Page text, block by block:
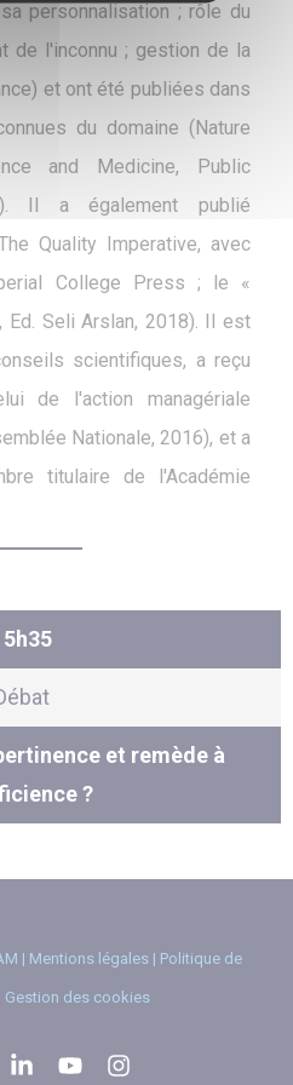
personnalisation ; rôle du
de l'inconnu ; gestion de la
et ont été publiées dans
du domaine (Nature
and Medicine, Public
Il a également publié
Quality Imperative, avec
College Press ; le «
Ed. Seli Arslan, 2018). Il est
scientifiques, a reçu
de l'action managériale
Nationale, 2016), et a
titulaire de l'Académie
et remède à
?
| Mentions légales | Politique de
Gestion des cookies